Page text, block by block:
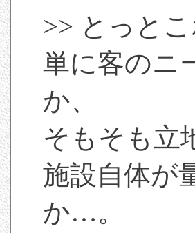
>> とっと
単に客のニ
か、
そもそも立
施設自体が
か…。